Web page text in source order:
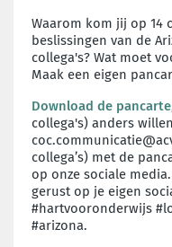
Waarom kom jij op 14
beslissingen van de
collega's? Wat moet
Maak een eigen
Download de pancarte
collega's) anders
collega’s) met de
op onze sociale
gerust op je eigen
#hartvooronderwijs
#arizona.